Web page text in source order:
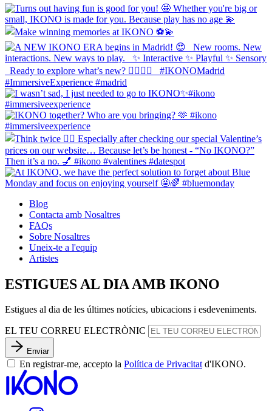
Blog
Contacta amb Nosaltres
FAQs
Sobre Nosaltres
Uneix-te a l'equip
Artistes
ESTIGUES AL DIA AMB IKONO
Estigues al dia de les últimes notícies, ubicacions i esdeveniments.
EL TEU CORREU ELECTRÒNIC
Enviar
En registrar-me, accepto la Política de Privacitatd'IKONO.